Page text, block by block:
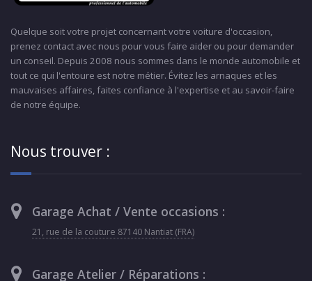
Quelque soit votre projet concernant votre voiture d'occasion,
prenez contact avec nous pour vous faire aider ou pour demander
un conseil. Depuis 2008 nous sommes dans le monde automobile et
tout ce qui l'entoure est notre métier. Évitez les arnaques et les
mauvaises affaires, faites confiance à l'expertise et au savoir-faire
de notre équipe.
Nous trouver :
Garage Achat / Vente occasions :
21, rue de la couture 87140 Nantiat (FRA)
Garage Atelier / Réparations :